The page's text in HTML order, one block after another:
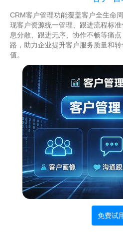
CRM客户管理功能覆盖客户全生命
现客户资源统一管理、跟进流程标
息分散、跟进无序、协作不畅等痛
路，助力企业提升客户服务质量和
值。
免费试